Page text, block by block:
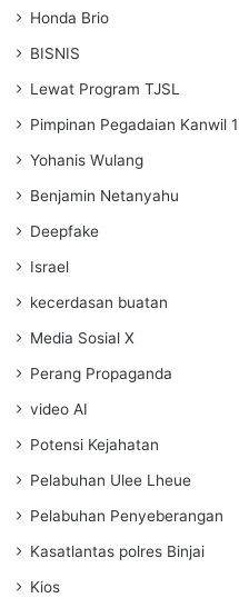
Honda Brio
BISNIS
Lewat Program TJSL
Pimpinan Pegadaian Kanwil
Yohanis Wulang
Benjamin Netanyahu
Deepfake
Israel
kecerdasan buatan
Media Sosial X
Perang Propaganda
video AI
Potensi Kejahatan
Pelabuhan Ulee Lheue
Pelabuhan Penyeberangan
Kasatlantas polres Binjai
Kios